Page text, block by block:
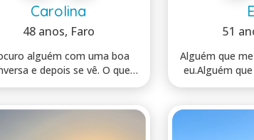
Carolina
48 anos, Faro
alguém com uma boa
e depois se vê. O que
51
Alguém que
eu.Alguém